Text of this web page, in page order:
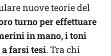
nuove teorie del
turno per effettuare
in mano, i toni
farsi tesi. Tra chi